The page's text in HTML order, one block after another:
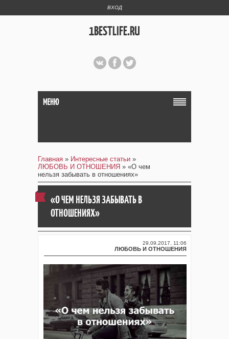
ВХОД
1BESTLIFE.RU
МЕНЮ
Главная » Интересные статьи »
ЛЮБОВЬ И ОТНОШЕНИЯ » «О чем
нельзя забывать в отношениях»
«О ЧЕМ НЕЛЬЗЯ ЗАБЫВАТЬ В
ОТНОШЕНИЯХ»
29.09.2017, 11:06
ЛЮБОВЬ И ОТНОШЕНИЯ